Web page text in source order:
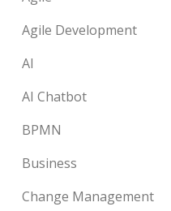
Agile Development
AI
AI Chatbot
BPMN
Business
Change Management